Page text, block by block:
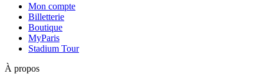
Mon compte
Billetterie
Boutique
MyParis
Stadium Tour
À propos